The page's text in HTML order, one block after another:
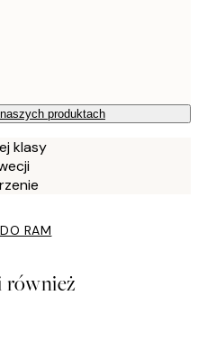
produktach
klasy
RAM